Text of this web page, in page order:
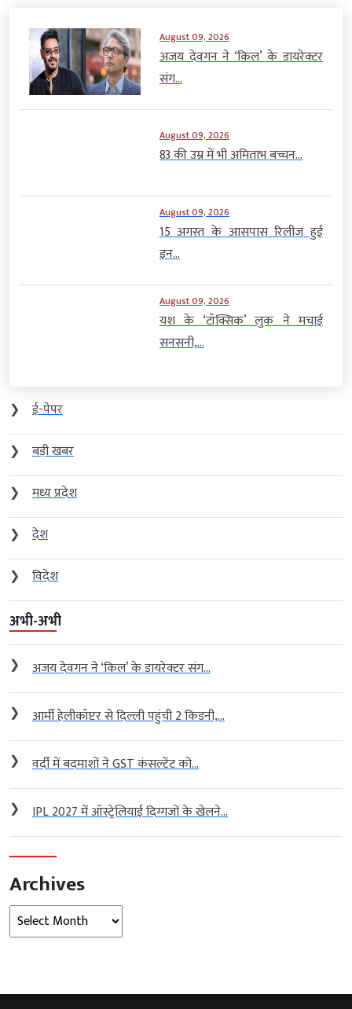
August 09, 2026
अजय देवगन ने ‘किल’ के डायरेक्टर
संग...
August 09, 2026
83 की उम्र में भी अमिताभ बच्चन...
August 09, 2026
15 अगस्त के आसपास रिलीज हुई
इन...
August 09, 2026
यश के ‘टॉक्सिक’ लुक ने मचाई
सनसनी,...
❯
ई-पेपर
❯
बड़ी खबर
❯
मध्य प्रदेश
❯
देश
❯
विदेश
अभी-अभी
❯ अजय देवगन ने ‘किल’ के डायरेक्टर संग...
❯ आर्मी हेलीकॉप्टर से दिल्ली पहुंची 2 किडनी,...
❯ वर्दी में बदमाशों ने GST कंसल्टेंट को...
❯ IPL 2027 में ऑस्ट्रेलियाई दिग्गजों के खेलने...
Archives
Archives